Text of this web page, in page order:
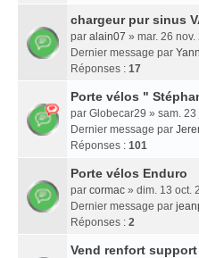
chargeur pur sinus
par alain07 » mar. 26
Dernier message par
Réponses : 17
Porte vélos "
par Globecar29 » sam. 23
Dernier message par
Réponses : 101
Porte vélos Enduro
par cormac » dim. 13 oct.
Dernier message par
Réponses : 2
Vend renfort